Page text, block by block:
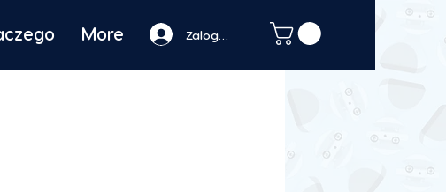
More Zaloguj się